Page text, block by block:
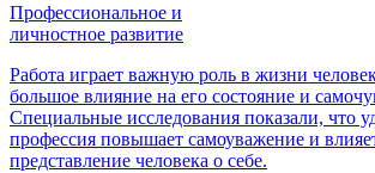
Профессиональное и
личностное развитие
Работа играет важную роль в жизни
большое влияние на его состояние и
Специальные исследования показали, что
профессия повышает самоуважение и
представление человека о себе.